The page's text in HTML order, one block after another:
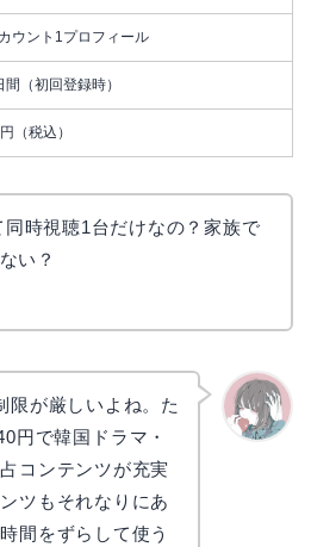
ウント1プロフィール
間（初回登録時）
（税込）
同時視聴1台だけなの？家族で
い？
限が厳しいよね。た
円で韓国ドラマ・
コンテンツが充実
ツもそれなりにあ
間をずらして使う